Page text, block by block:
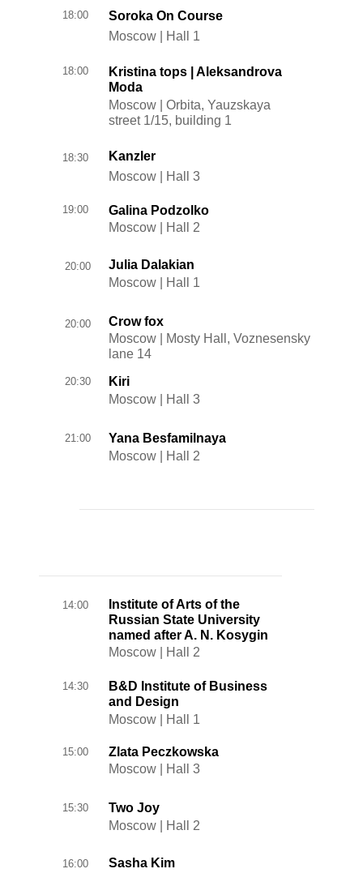
20:00
21:00
Moscow | Hall 1
Moscow | Orbita, Yauzskaya
street 1/15, building 1
Moscow | Hall 2
Moscow | Hall 3
Yana Besfamilnaya
20:30
Moscow | Hall 3
Kiri
Soroka On Course
Kristina tops | Aleksandrova
Moda
Kanzler
Crow fox
Moscow | Mosty Hall, Voznesensky
lane 14
19:00
20:00
Moscow | Hall 1
Julia Dalakian
Galina Podzolko
Moscow | Hall 2
18:00
18:00
18:30
16:00
15:00
Moscow | Hall 1
Moscow | Hall 2
Two Joy
Sasha Kim
B&D Institute of Business
and Design
Moscow | Hall 2
Institute of Arts of the
Russian State University
named after A. N. Kosygin
Zlata Peczkowska
Moscow | Hall 3
15:30
14:30
14:00